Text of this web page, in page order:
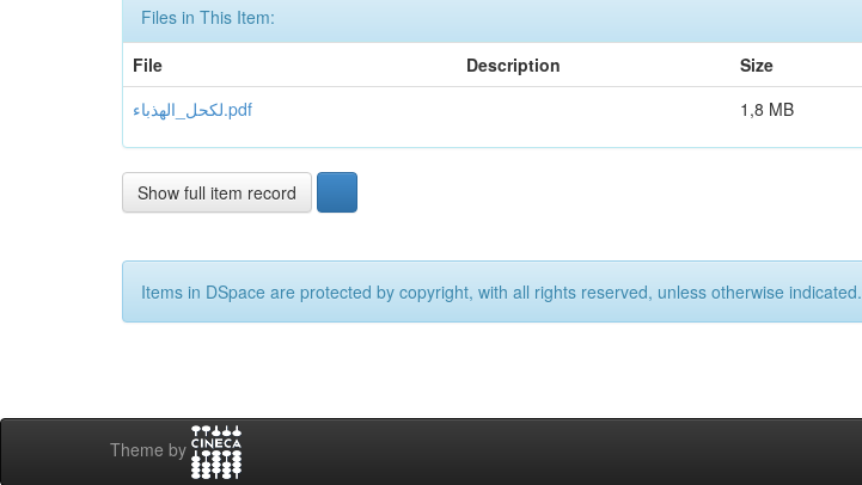
Files in This Item:
File
Description Size
لكحل_الهذباء.pdf
1,8 MB
Show full item record
Items in DSpace are protected by copyright, with all rights reserved, unless otherwise indicated.
Theme by